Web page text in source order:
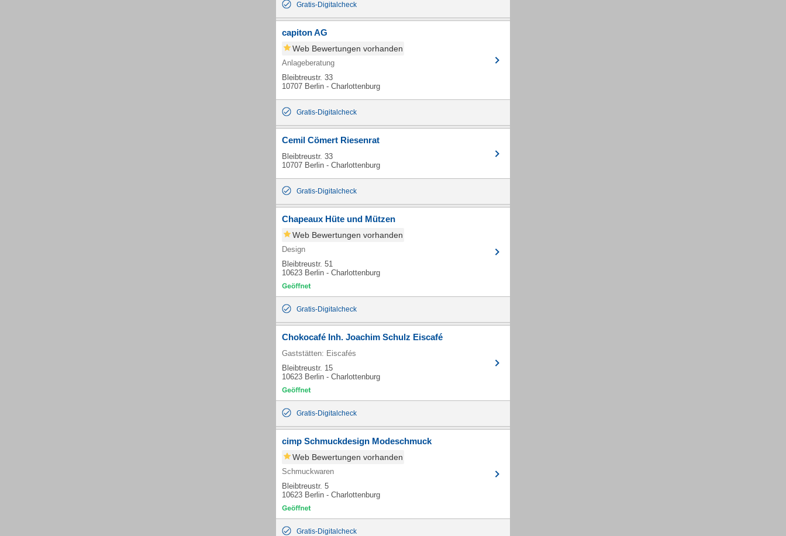
Gratis-Digitalcheck
capiton AG
Web Bewertungen vorhanden
Anlageberatung
Bleibtreustr. 33
10707 Berlin - Charlottenburg
Gratis-Digitalcheck
Cemil Cömert Riesenrat
Bleibtreustr. 33
10707 Berlin - Charlottenburg
Gratis-Digitalcheck
Chapeaux Hüte und Mützen
Web Bewertungen vorhanden
Design
Bleibtreustr. 51
10623 Berlin - Charlottenburg
Gratis-Digitalcheck
Chokocafé Inh. Joachim Schulz Eiscafé
Gaststätten: Eiscafés
Bleibtreustr. 15
10623 Berlin - Charlottenburg
Gratis-Digitalcheck
cimp Schmuckdesign Modeschmuck
Web Bewertungen vorhanden
Schmuckwaren
Bleibtreustr. 5
10623 Berlin - Charlottenburg
Gratis-Digitalcheck